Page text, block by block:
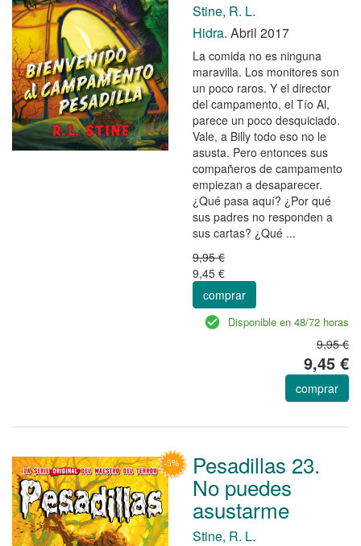
Stine, R. L.
Hidra. Abril 2017
La comida no es ninguna
maravilla. Los monitores son
un poco raros. Y el director
del campamento, el Tío Al,
parece un poco desquiciado.
Vale, a Billy todo eso no le
asusta. Pero entonces sus
compañeros de campamento
empiezan a desaparecer.
¿Qué pasa aquí? ¿Por qué
sus padres no responden a
sus cartas? ¿Qué ...
9,95 €
9,45 €
comprar
Disponible en 48/72 horas
9,95 €
9,45 €
comprar
Pesadillas 23.
No puedes
asustarme
Stine, R. L.